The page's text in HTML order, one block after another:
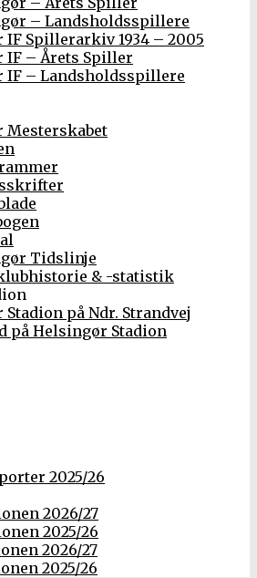
– Landsholdsspillere
Spillerarkiv 1934 – 2005
IF – Årets Spiller
IF – Landsholdsspillere
Mesterskabet
Tidslinje
& -statistik
på Ndr. Strandvej
på Helsingør Stadion
2025/26
2026/27
2025/26
2026/27
2025/26